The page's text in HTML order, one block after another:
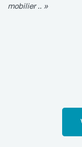
mobilier .. »